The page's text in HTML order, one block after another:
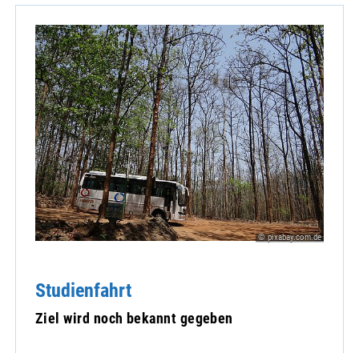
© pixabay.com.de
Studienfahrt
Ziel wird noch bekannt gegeben